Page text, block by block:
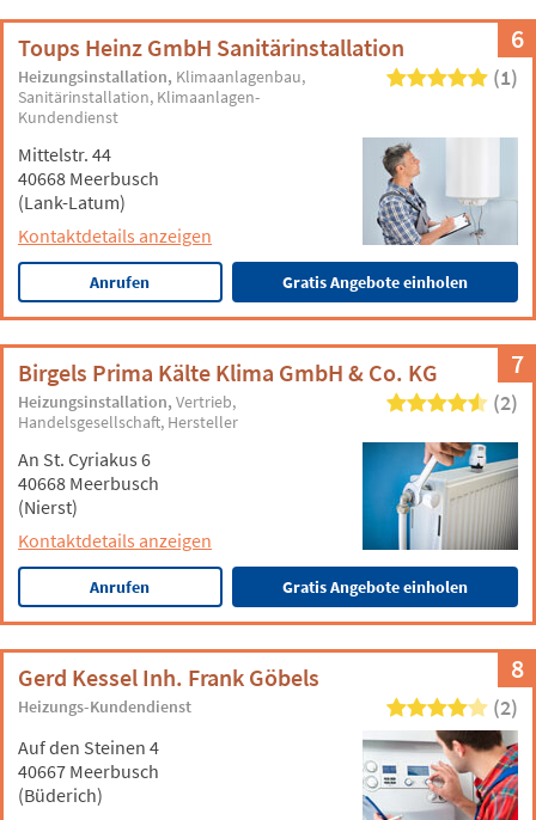
6
Toups Heinz GmbH Sanitärinstallation
Heizungsinstallation Klimaanlagenbau
Sanitärinstallation Klimaanlagen-
Kundendienst
(1)
Mittelstr. 44
40668 Meerbusch
(Lank-Latum)
Kontaktdetails anzeigen
Anrufen Gratis Angebote einholen
7
Birgels Prima Kälte Klima GmbH & Co. KG
Heizungsinstallation Vertrieb
Handelsgesellschaft Hersteller
(2)
An St. Cyriakus 6
40668 Meerbusch
(Nierst)
Kontaktdetails anzeigen
Anrufen Gratis Angebote einholen
8
Gerd Kessel Inh. Frank Göbels
Heizungs-Kundendienst (2)
Auf den Steinen 4
40667 Meerbusch
(Büderich)